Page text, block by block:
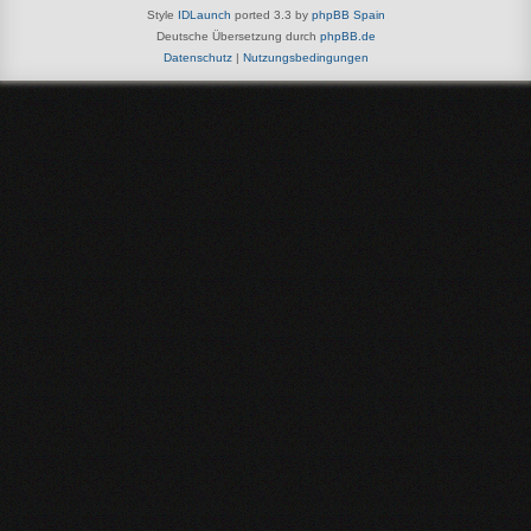
Style IDLaunch ported 3.3 by phpBB Spain
Deutsche Übersetzung durch phpBB.de
Datenschutz| Nutzungsbedingungen